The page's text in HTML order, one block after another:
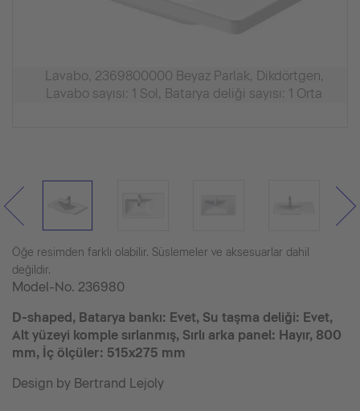
Lavabo, 2369800000 Beyaz Parlak, Dikdörtgen,
Lavabo sayısı: 1 Sol, Batarya deliği sayısı: 1 Orta
Öğe resimden farklı olabilir. Süslemeler ve aksesuarlar dahil
değildir.
Model-No. 236980
D-shaped, Batarya bankı: Evet, Su taşma deliği: Evet,
Alt yüzeyi komple sırlanmış, Sırlı arka panel: Hayır, 800
mm, İç ölçüler: 515x275 mm
Design by Bertrand Lejoly